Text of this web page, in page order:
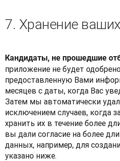
7. Хранение
Кандидаты, не прошедшие
приложение не будет
предоставленную Вами
месяцев с даты, когда Вас
Затем мы автоматически
исключением случаев, когда
хранить их в течение более
вы дали согласие на более
данных, например, для
указано ниже.